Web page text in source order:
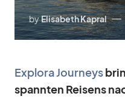
byElisabeth Kapral
Ex­plora Jour­neys
spann­ten Rei­sens